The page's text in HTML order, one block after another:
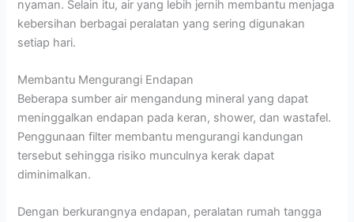
nyaman. Selain itu, air yang lebih jernih membantu menjaga
kebersihan berbagai peralatan yang sering digunakan
setiap hari.
Membantu Mengurangi Endapan
Beberapa sumber air mengandung mineral yang dapat
meninggalkan endapan pada keran, shower, dan wastafel.
Penggunaan filter membantu mengurangi kandungan
tersebut sehingga risiko munculnya kerak dapat
diminimalkan.
Dengan berkurangnya endapan, peralatan rumah tangga